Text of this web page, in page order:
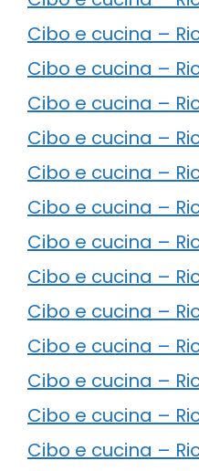
Cibo e cucina –
Cibo e cucina –
Cibo e cucina –
Cibo e cucina –
Cibo e cucina –
Cibo e cucina –
Cibo e cucina –
Cibo e cucina –
Cibo e cucina –
Cibo e cucina –
Cibo e cucina –
Cibo e cucina –
Cibo e cucina –